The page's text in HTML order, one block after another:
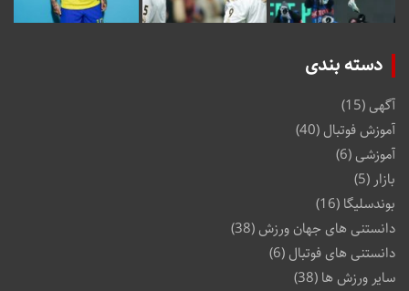
دسته بندی
آگهی(15)
آموزش فوتبال (40)
آموزشی(6)
بازار (5)
بوندسلیگا (16)
دانستنی های جهان ورزش(38)
دانستنی های فوتبال (6)
سایر ورزش ها (38)